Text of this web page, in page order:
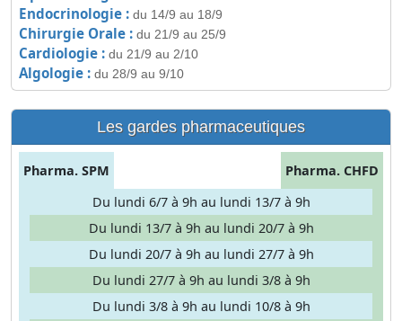
Endocrinologie : du 14/9 au 18/9
Chirurgie Orale : du 21/9 au 25/9
Cardiologie : du 21/9 au 2/10
Algologie : du 28/9 au 9/10
Les gardes pharmaceutiques
Pharma. SPM
Pharma. CHFD
Du lundi 6/7 à 9h au lundi 13/7 à 9h
Du lundi 13/7 à 9h au lundi 20/7 à 9h
Du lundi 20/7 à 9h au lundi 27/7 à 9h
Du lundi 27/7 à 9h au lundi 3/8 à 9h
Du lundi 3/8 à 9h au lundi 10/8 à 9h